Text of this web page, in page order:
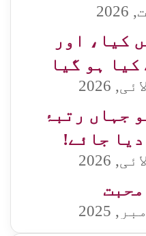
کیا، اور
کیا ہو گیا
جہاں رتبۂ
جائے!